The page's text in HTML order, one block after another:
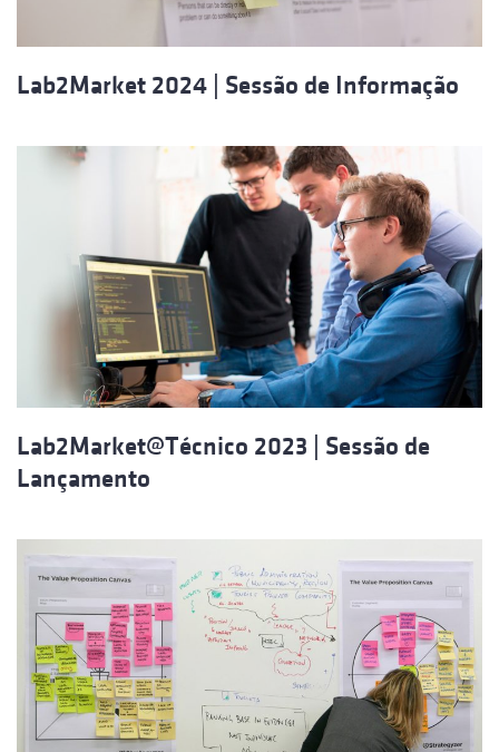
Lab2Market 2024 | Sessão de Informação
Lab2Market@Técnico 2023 | Sessão de
Lançamento